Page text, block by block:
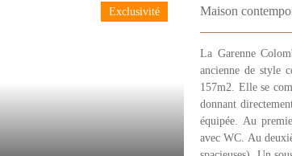
Exclusivité Maison
La Garenne
ancienne de style
157m2. Elle se
donnant
équipée. Au
avec WC. Au